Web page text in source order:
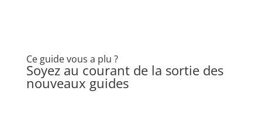
Ce guide vous a plu ?
Soyez au courant de la sortie des
nouveaux guides